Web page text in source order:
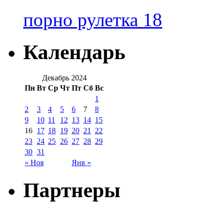
порно рулетка 18
Календарь
Декабрь 2024
Пн Вт Ср Чт Пт Сб Вс
« Ноя Янв »
1
2
3 4 5 6 7
8
9
10 11 12 13 14 15
16 17 18 19 20 21
22
23 24 25 26 27 28 29
30 31
Партнеры